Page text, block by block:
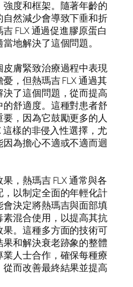
度和框架。隨著年齡的
然減少會導致下垂和折
FLX 通過促進膠原蛋白
地解決了這個問題。
皮膚緊致治療過程中表現
，但熱瑪吉 FLX 通過其
了這個問題，從而提高
舒適度。這種對患者舒
，因為它鼓勵更多的人
這樣的非侵入性選擇，尤
為擔心不適或不適而迴
，熱瑪吉 FLX 通常與各
以制定全面的年輕化計
決定將熱瑪吉與面部填
混合使用，以提高其抗
。這種多方面的技術可
和解決衰老跡象的整體
人士合作，確保每種療
而改善最終結果並提高